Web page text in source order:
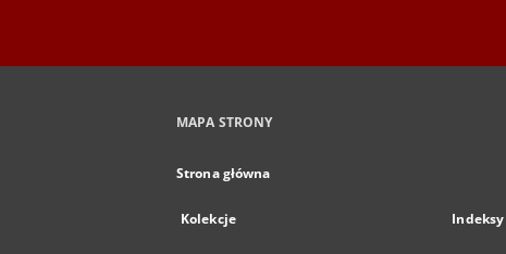
MAPA STRONY
Strona główna
Kolekcje Indeksy